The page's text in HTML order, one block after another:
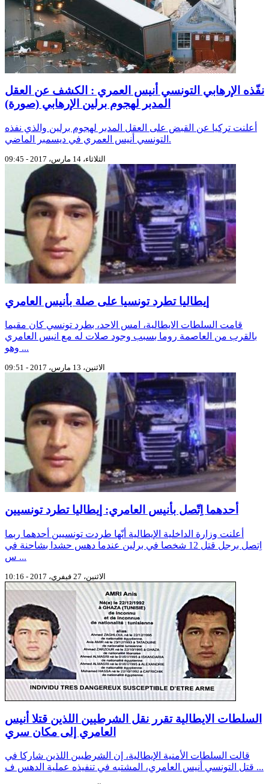
نفّذه الإرهابي التونسي أنيس العمري : الكشف عن العقل
المدبر لهجوم برلين الإرهابي (صورة)
أعلنت تركيا عن القبض على العقل المدبر لهجوم برلين والذي نفذه
التونسي أنيس العمري في ديسمبر الماضي.
الثلاثاء، 14 مارس، 2017 - 09:45
إيطاليا تطرد تونسيا على صلة بأنيس العامري
قامت السلطات الايطالية، امس الاحد، بطرد تونسي كان مقيما
بالقرب من العاصمة روما بسبب وجود صلات له مع انيس العامري
وهو ...
الاثنين، 13 مارس، 2017 - 09:51
أحدهما اِتّصل بأنيس العامري: إيطاليا تطرد تونسيين
أعلنت وزارة الداخلية الإيطالية أنّها طردت تونسيين أحدهما ربما
اِتصل برجل قتل 12 شخصا في برلين عندما دهس حشدا بشاحنة في
س ...
الاثنين، 27 فيفري، 2017 - 10:16
السلطات الايطالية تقرر نقل الشرطيين اللذين قتلا أنيس
العامري إلى مكان سري
قالت السلطات الأمنية الإيطالية، إن الشرطيين اللذين شاركا في
قتل التونسي أنيس العامري، المشتبه في تنفيذه عملية الدهس ف ...